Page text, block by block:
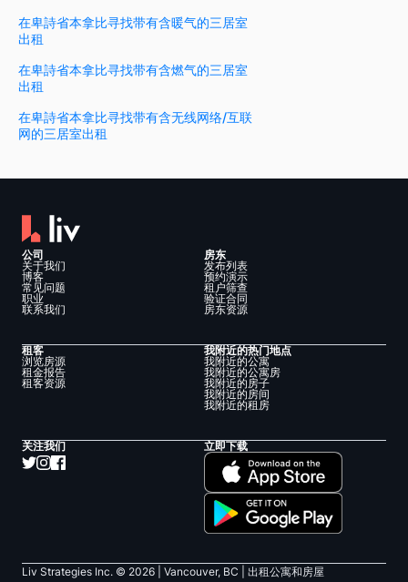
在卑詩省本拿比寻找带有含暖气的三居室
出租
在卑詩省本拿比寻找带有含燃气的三居室
出租
在卑詩省本拿比寻找带有含无线网络/互联
网的三居室出租
公司
关于我们
博客
常见问题
职业
联系我们
房东
发布列表
预约演示
租户筛查
验证合同
房东资源
租客
浏览房源
租金报告
租客资源
我附近的热门地点
我附近的公寓
我附近的公寓房
我附近的房子
我附近的房间
我附近的租房
关注我们 立即下载
Liv Strategies Inc. © 2026 | Vancouver, BC |
出租公寓和房屋